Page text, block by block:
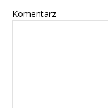
Komentarz